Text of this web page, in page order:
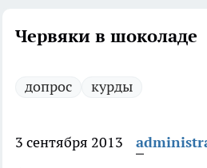
Червяки в шоколаде
допрос курды
3 сентября 2013